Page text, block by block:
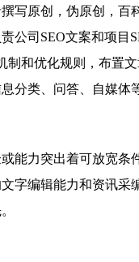
写原创，伪原创，百
司SEO文案和项目
和优化规则，布置文
类、问答、自媒体
能力突出着可放宽条
编辑能力和资讯采